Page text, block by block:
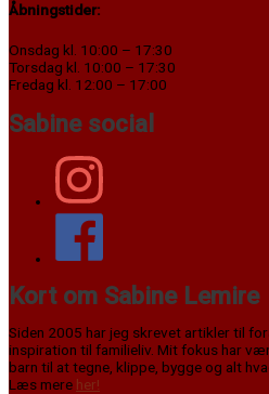
Åbningstider:
Onsdag kl. 10:00 – 17:30
Torsdag kl. 10:00 – 17:30
Fredag kl. 12:00 – 17:00
Sabine social
Kort om Sabine Lemire
Siden 2005 har jeg skrevet artikler til
inspiration til familieliv. Mit fokus har
barn til at tegne, klippe, bygge og alt
Læs mere her!